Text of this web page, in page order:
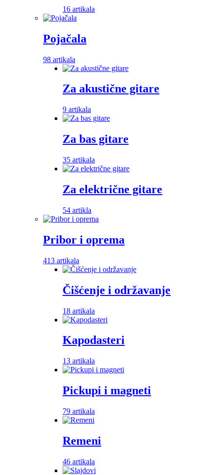
16 artikala
Pojačala
98 artikala
Za akustične gitare
9 artikala
Za bas gitare
35 artikala
Za električne gitare
54 artikla
Pribor i oprema
413 artikala
Čišćenje i održavanje
18 artikala
Kapodasteri
13 artikala
Pickupi i magneti
79 artikala
Remeni
46 artikala